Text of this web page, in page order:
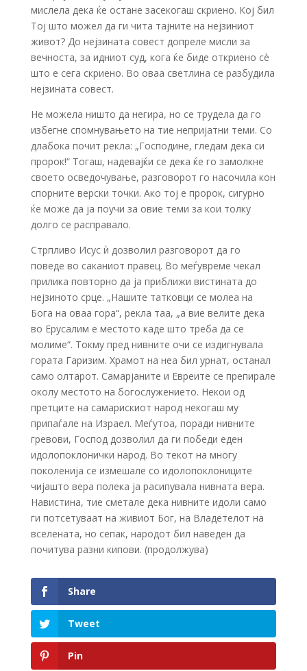
мислела дека ќе остане засекогаш скриено. Кој бил
Тој што можел да ги чита тајните на нејзиниот
живот? До нејзината совест допреле мисли за
вечноста, за идниот суд, кога ќе биде откриено сè
што е сега скриено. Во оваа светлина се разбудила
нејзината совест.
Не можела ништо да негира, но се трудела да го
избегне спомнувањето на тие непријатни теми. Со
длабока почит рекла: „Господине, гледам дека си
пророк!“ Тогаш, надевајќи се дека ќе го замолкне
своето осведочување, разговорот го насочила кон
спорните верски точки. Ако тој е пророк, сигурно
ќе може да ја поучи за овие теми за кои толку
долго се расправало.
Стрпливо Исус ѝ дозволил разговорот да го
поведе во саканиот правец. Во меѓувреме чекал
прилика повторно да ја приближи вистината до
нејзиното срце. „Нашите татковци се молеа на
Бога на оваа гора“, рекла таа, „а вие велите дека
во Ерусалим е местото каде што треба да се
молиме“. Токму пред нивните очи се издигнувала
гората Гаризим. Храмот на неа бил урнат, останал
само олтарот. Самарјаните и Евреите се препирале
околу местото на богослужението. Некои од
претците на самарискиот народ некогаш му
припаѓале на Израел. Меѓутоа, поради нивните
гревови, Господ дозволил да ги победи еден
идолопоклонички народ. Во текот на многу
поколенија се измешале со идолопоклониците
чијашто вера полека ја расипувала нивната вера.
Навистина, тие сметале дека нивните идоли само
ги потсетуваат на живиот Бог, на Владетелот на
вселената, но сепак, народот бил наведен да
почитува разни кипови. (продолжува)
Share
Tweet
Pin